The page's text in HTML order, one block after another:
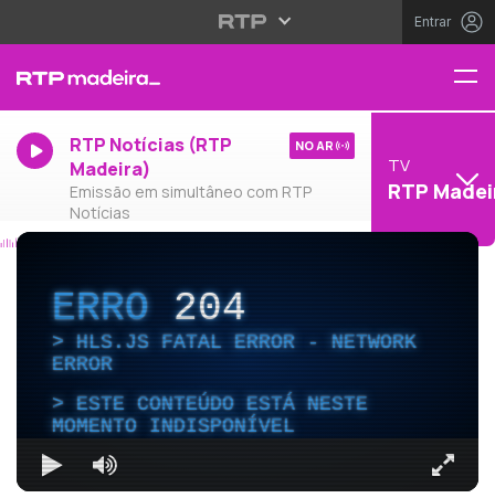
Entrar
RTP Notícias (RTP
Madeira)
Emissão em simultâneo com RTP
Notícias
NO AR
TV
RTP
ERRO204
HLS.JS FATAL ERROR - NETWORK
ERROR
ESTE CONTEÚDO ESTÁ NESTE
MOMENTO INDISPONÍVEL